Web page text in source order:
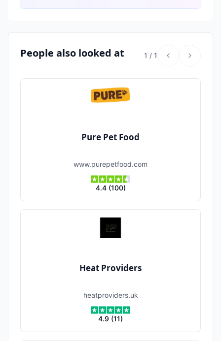
People also looked at 1 / 1
Pure Pet Food
www.purepetfood.com
4.4(100)
Heat Providers
heatproviders.uk
4.9 (11)